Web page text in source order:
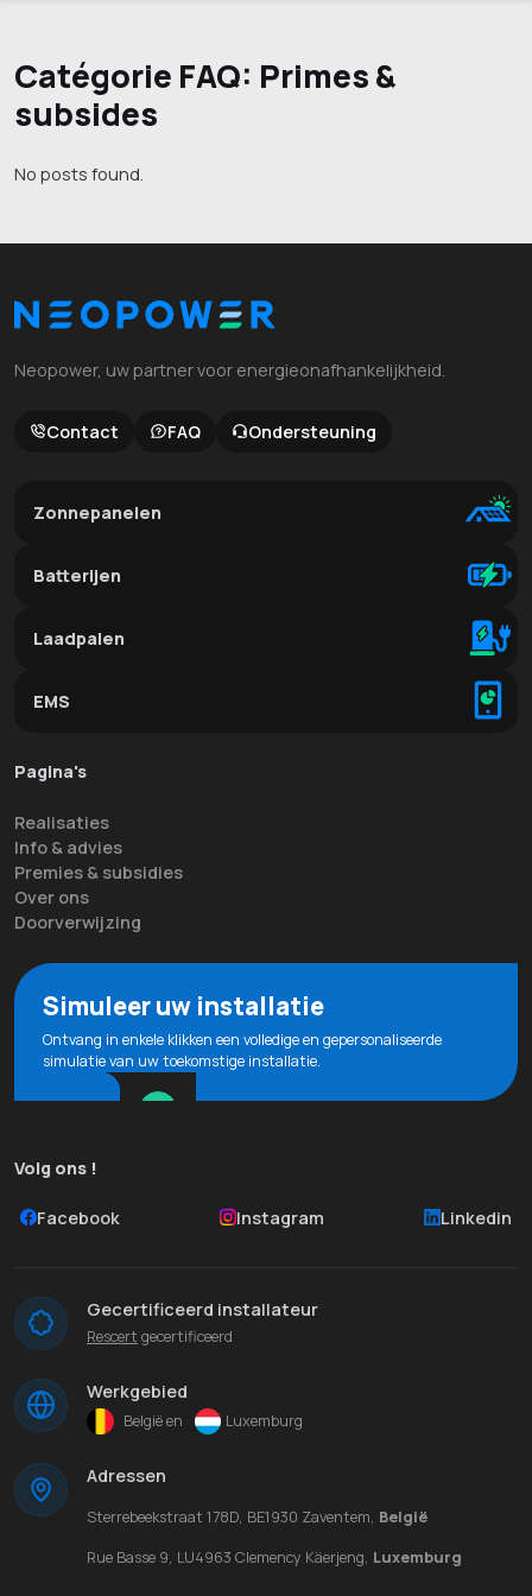
Catégorie FAQ: Primes &
subsides
No posts found.
Neopower, uw partner voor energieonafhankelijkheid.
Contact FAQ Ondersteuning
Zonnepanelen
Batterijen
Laadpalen
EMS
Pagina's
Realisaties
Info & advies
Premies & subsidies
Over ons
Doorverwijzing
Simuleer uw installatie
Ontvang in enkele klikken een volledige en gepersonaliseerde
simulatie van uw toekomstige installatie.
Volg ons !
Facebook Instagram Linkedin
Gecertificeerd installateur
Rescert gecertificeerd
Werkgebied
België en Luxemburg
Adressen
Sterrebeekstraat 178D, BE1930 Zaventem, België
Rue Basse 9, LU4963 Clemency Käerjeng, Luxemburg